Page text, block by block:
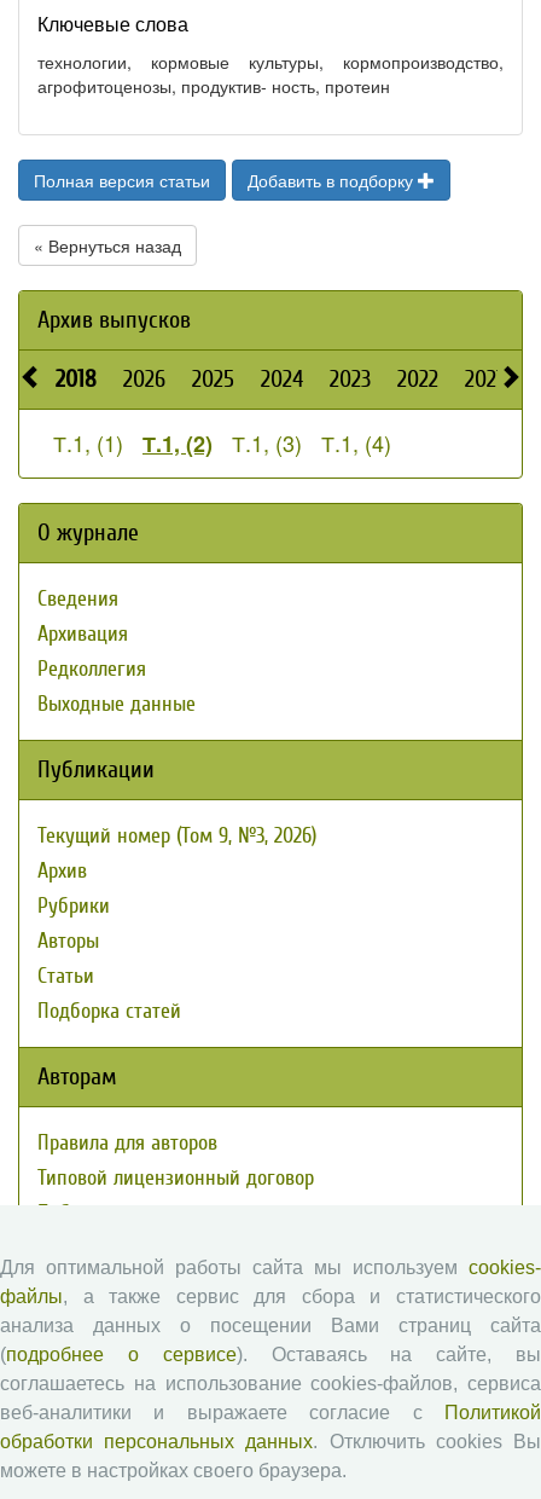
Ключевые слова
технологии, кормовые культуры, кормопроизводство,
агрофитоценозы, продуктив- ность, протеин
Полная версия статьи Добавить в подборку
« Вернуться назад
Архив выпусков
2018 2026 2025 2024 2023 2022 2021
Т.1, (1) Т.1, (2) Т.1, (3) Т.1, (4)
О журнале
Сведения
Архивация
Редколлегия
Выходные данные
Публикации
Текущий номер (Том 9, №3, 2026)
Архив
Рубрики
Авторы
Статьи
Подборка статей
Авторам
Правила для авторов
Типовой лицензионный договор
Публикационная этика
Авторские права
Рецензентам
Памятка рецензенту
Положение о рецензировании
Форма рецензии
Для оптимальной работы сайта мы используем cookies-
файлы, а также сервис для сбора и статистического
анализа данных о посещении Вами страниц сайта
(подробнее о сервисе). Оставаясь на сайте, вы
соглашаетесь на использование cookies-файлов, сервиса
веб-аналитики и выражаете согласие с
Политикой
обработки персональных данных. Отключить cookies Вы
можете в настройках своего браузера.